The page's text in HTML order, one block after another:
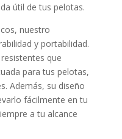
útil de tus pelotas.
nuestro
y portabilidad.
que
para tus pelotas,
Además, su diseño
fácilmente en tu
a tu alcance